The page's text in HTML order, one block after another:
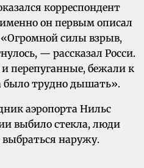
корреспондент
он первым описал
силы взрыв,
— рассказал Росси.
перепуганные, бежали к
трудно дышать».
аэропорта Нильс
выбило стекла, люди
наружу.